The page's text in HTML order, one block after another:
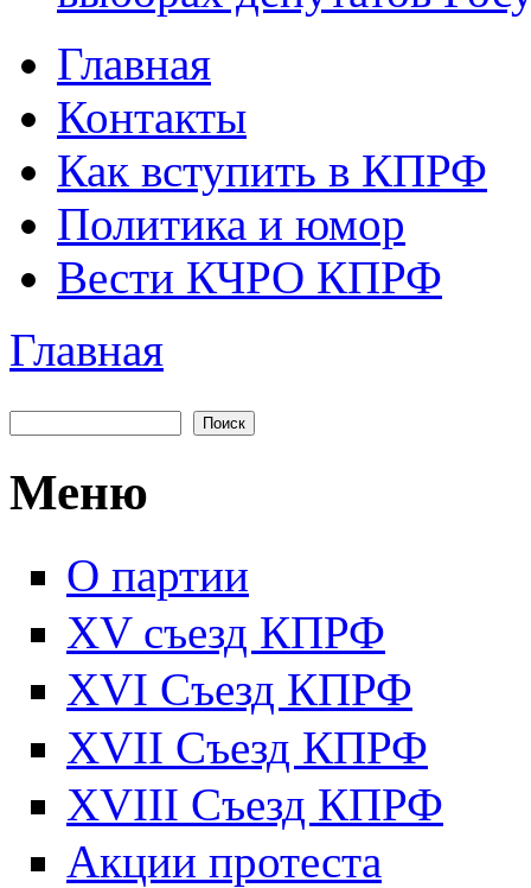
Главное меню
Главная
Контакты
Как вступить в КПРФ
Политика и юмор
Вести КЧРО КПРФ
Вы здесь
Главная
Форма поиска
Меню
О партии
XV съезд КПРФ
XVI Съезд КПРФ
XVII Cъезд КПРФ
XVIII Cъезд КПРФ
Акции протеста